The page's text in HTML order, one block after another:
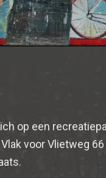
op een
voor Vlietweg